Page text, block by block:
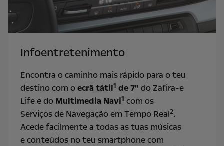
Infoentretenimento
Encontra o caminho mais rápido para o teu
destino com oecrã tátil1 de 7" do Zafira-e
Life e do Multimedia Navi1 com os
Serviços de Navegação em Tempo Real2.
Acede facilmente a todas as tuas músicas
e conteúdos no teu smartphone com